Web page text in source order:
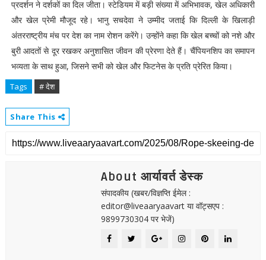
प्रदर्शन ने दर्शकों का दिल जीता। स्टेडियम में बड़ी संख्या में अभिभावक, खेल अधिकारी
और खेल प्रेमी मौजूद रहे। भानु सचदेवा ने उम्मीद जताई कि दिल्ली के खिलाड़ी
अंतरराष्ट्रीय मंच पर देश का नाम रोशन करेंगे। उन्होंने कहा कि खेल बच्चों को नशे और
बुरी आदतों से दूर रखकर अनुशासित जीवन की प्रेरणा देते हैं। चैंपियनशिप का समापन
भव्यता के साथ हुआ, जिसने सभी को खेल और फिटनेस के प्रति प्रेरित किया।
Tags # देश
Share This
About आर्यावर्त डेस्क
संपादकीय (खबर/विज्ञप्ति ईमेल :
editor@liveaaryaavart या वॉट्सएप :
9899730304 पर भेजें)